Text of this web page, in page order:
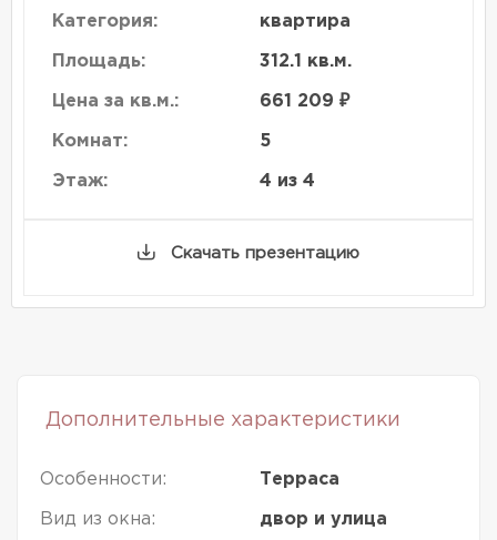
Категория: квартира
Площадь: 312.1 кв.м.
Цена за кв.м.: 661 209 ₽
Комнат: 5
Этаж: 4 из 4
Скачать презентацию
Дополнительные характеристики
Особенности: Терраса
Вид из окна: двор и улица